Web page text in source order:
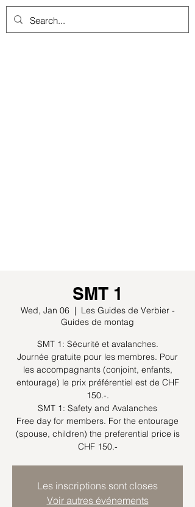
SMT 1
Wed, Jan 06
  |
Les Guides de Verbier -
Guides de montag
SMT 1: Sécurité et avalanches.
Journée gratuite pour les membres. Pour
les accompagnants (conjoint, enfants,
entourage) le prix préférentiel est de CHF
150.-.
SMT 1: Safety and Avalanches
Free day for members. For the entourage
(spouse, children) the preferential price is
Les inscriptions sont closes
Voir autres événements